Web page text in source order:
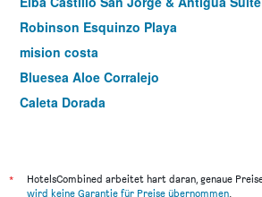
Robinson Esquinzo Playa
mision costa
Bluesea Aloe Corralejo
Caleta Dorada
Arena Beach
*
HotelsCombined arbeitet hart daran, genaue
wird keine Garantie für Preise übernommen.